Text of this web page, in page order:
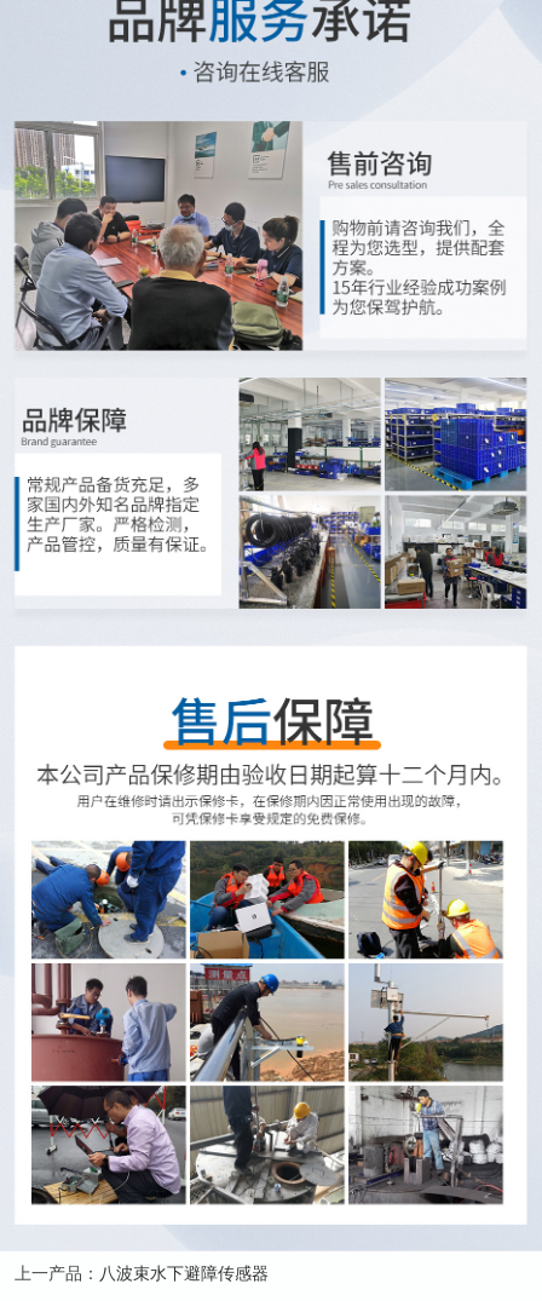
上一产品： 八波束水下避障传感器